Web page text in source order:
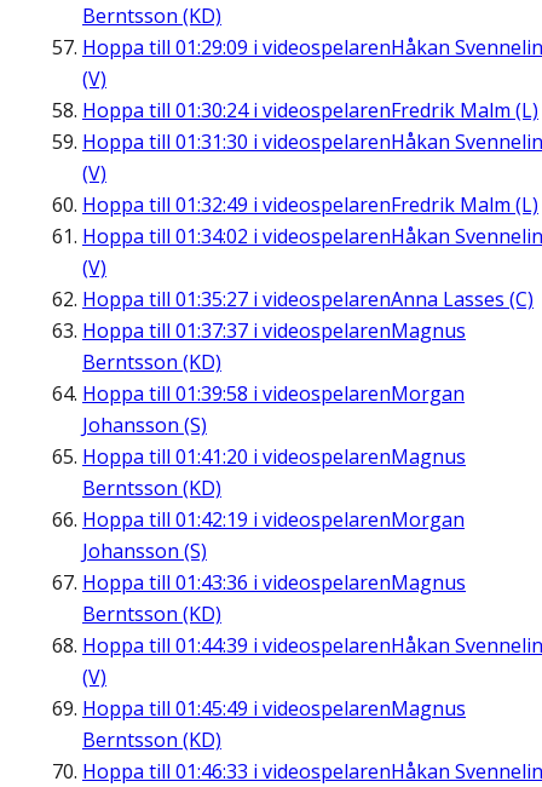
Berntsson (KD)
Hoppa till 01:29:09 i videospelarenHåkan
(V)
Hoppa till 01:30:24i videospelarenFredrik Malm (L)
Hoppa till 01:31:30 i videospelarenHåkan
(V)
Hoppa till 01:32:49 i videospelarenFredrik Malm (L)
Hoppa till 01:34:02 i videospelarenHåkan
(V)
Hoppa till 01:35:27 i videospelarenAnna Lasses (C)
Hoppa till 01:37:37 i videospelarenMagnus
Berntsson (KD)
Hoppa till 01:39:58 i videospelarenMorgan
Johansson (S)
Hoppa till 01:41:20 i videospelarenMagnus
Berntsson (KD)
Hoppa till 01:42:19 i videospelarenMorgan
Johansson (S)
Hoppa till 01:43:36 i videospelarenMagnus
Berntsson (KD)
Hoppa till 01:44:39 i videospelarenHåkan
(V)
Hoppa till 01:45:49 i videospelarenMagnus
Berntsson (KD)
Hoppa till 01:46:33 i videospelarenHåkan